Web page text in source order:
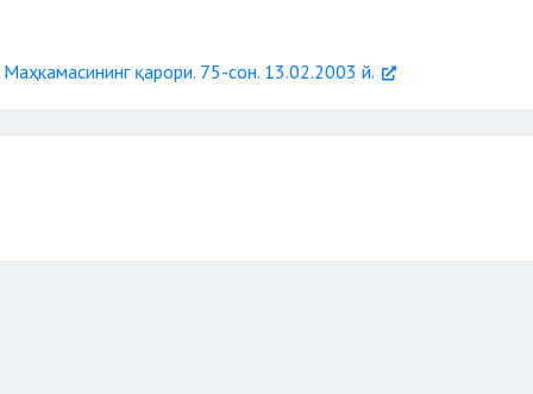
қарори. 75-сон. 13.02.2003 й.